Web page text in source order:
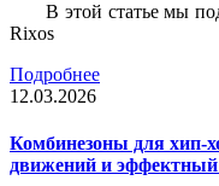
В этой статье мы
Rixos
Подробнее
12.03.2026
Комбинезоны для хип-
движений и эффектный